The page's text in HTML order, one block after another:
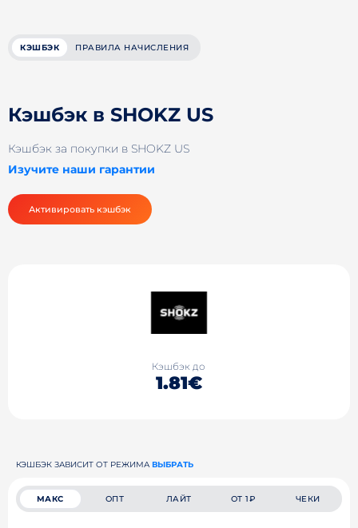
КЭШБЭК ПРАВИЛА НАЧИСЛЕНИЯ
Кэшбэк в SHOKZ US
Кэшбэк за покупки в SHOKZ US
Изучите наши гарантии
Активировать кэшбэк
Кэшбэк до
1.81€
КЭШБЭК ЗАВИСИТ ОТ РЕЖИМА ВЫБРАТЬ
МАКС ОПТ ЛАЙТ ОТ 1₽ ЧЕКИ